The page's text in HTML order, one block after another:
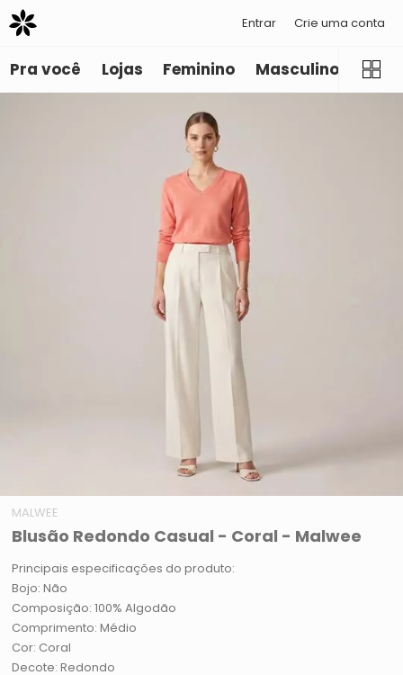
Entrar Crie uma conta
Pra você Lojas Feminino Masculino
MALWEE
Blusão Redondo Casual - Coral - Malwee
Principais especificações do produto:
Bojo: Não
Composição: 100% Algodão
Comprimento: Médio
Cor: Coral
Decote: Redondo